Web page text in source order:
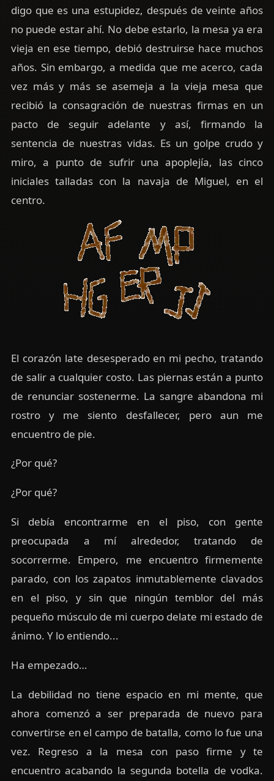
digo que es una estupidez, después de veinte años
no puede estar ahí. No debe estarlo, la mesa ya era
vieja en ese tiempo, debió destruirse hace muchos
años. Sin embargo, a medida que me acerco, cada
vez más y más se asemeja a la vieja mesa que
recibió la consagración de nuestras firmas en un
pacto de seguir adelante y así, firmando la
sentencia de nuestras vidas. Es un golpe crudo y
miro, a punto de sufrir una apoplejía, las cinco
iniciales talladas con la navaja de Miguel, en el
centro.
El corazón late desesperado en mi pecho, tratando
de salir a cualquier costo. Las piernas están a punto
de renunciar sostenerme. La sangre abandona mi
rostro y me siento desfallecer, pero aun me
encuentro de pie.
¿Por qué?
¿Por qué?
Si debía encontrarme en el piso, con gente
preocupada a mí alrededor, tratando de
socorrerme. Empero, me encuentro firmemente
parado, con los zapatos inmutablemente clavados
en el piso, y sin que ningún temblor del más
pequeño músculo de mi cuerpo delate mi estado de
ánimo. Y lo entiendo...
Ha empezado…
La debilidad no tiene espacio en mi mente, que
ahora comenzó a ser preparada de nuevo para
convertirse en el campo de batalla, como lo fue una
vez. Regreso a la mesa con paso firme y te
encuentro acabando la segunda botella de vodka.